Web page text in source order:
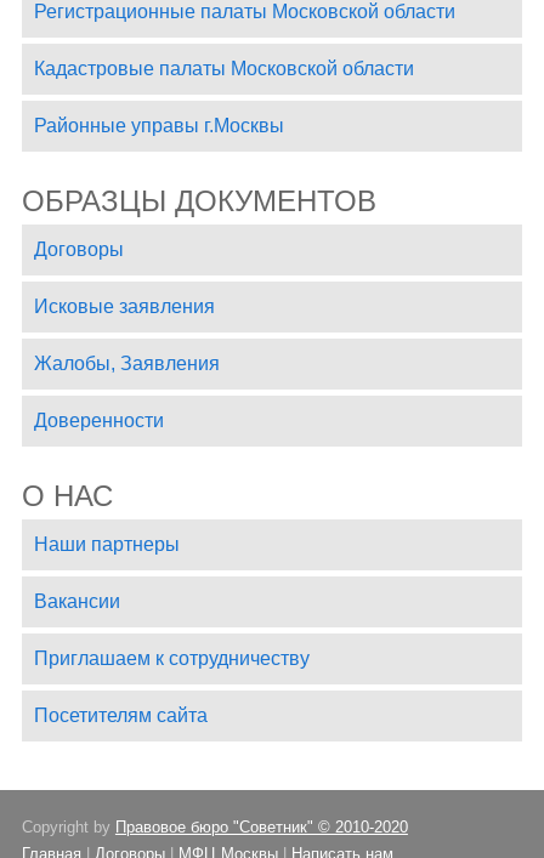
Регистрационные палаты Московской области
Кадастровые палаты Московской области
Районные управы г.Москвы
ОБРАЗЦЫ ДОКУМЕНТОВ
Договоры
Исковые заявления
Жалобы, Заявления
Доверенности
О НАС
Наши партнеры
Вакансии
Приглашаем к сотрудничеству
Посетителям сайта
Copyright by Правовое бюро "Советник" © 2010-2020
Главная
Договоры| МФЦ Москвы| Написать нам